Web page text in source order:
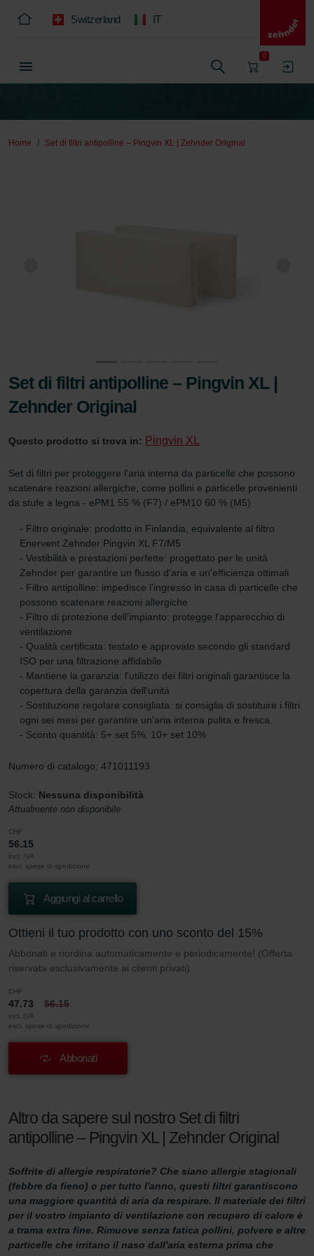
Switzerland IT
0
Home Set di filtri antipolline – Pingvin XL | Zehnder Original
Set di filtri antipolline – Pingvin XL |
Zehnder Original
Questo prodotto si trova in: Pingvin XL
Set di filtri per proteggere l'aria interna da particelle che possono
scatenare reazioni allergiche, come pollini e particelle provenienti
da stufe a legna - ePM1 55 % (F7) / ePM10 60 % (M5)
- Filtro originale: prodotto in Finlandia, equivalente al filtro
Enervent Zehnder Pingvin XL F7/M5
- Vestibilità e prestazioni perfette: progettato per le unità
Zehnder per garantire un flusso d'aria e un'efficienza ottimali
- Filtro antipolline: impedisce l'ingresso in casa di particelle che
possono scatenare reazioni allergiche
- Filtro di protezione dell’impianto: protegge l'apparecchio di
ventilazione
- Qualità certificata: testato e approvato secondo gli standard
ISO per una filtrazione affidabile
- Mantiene la garanzia: l'utilizzo dei filtri originali garantisce la
copertura della garanzia dell'unità
- Sostituzione regolare consigliata: si consiglia di sostituire i filtri
ogni sei mesi per garantire un'aria interna pulita e fresca.
- Sconto quantità: 5+ set 5%, 10+ set 10%
Numero di catalogo: 471011193
Stock: Nessuna disponibilità
Attualmente non disponibile
CHF
56.15
incl. IVA
escl. spese di spedizione
Aggiungi al carrello
Ottieni il tuo prodotto con uno sconto del 15%
Abbonati e riordina automaticamente e periodicamente! (Offerta
riservata esclusivamente ai clienti privati)
CHF
47.73 56.15
incl. IVA
escl. spese di spedizione
Abbonati
Altro da sapere sul nostro Set di filtri
antipolline – Pingvin XL | Zehnder Original
Soffrite di allergie respiratorie? Che siano allergie stagionali
(febbre da fieno) o per tutto l'anno, questi filtri garantiscono
una maggiore quantità di aria da respirare. Il materiale dei filtri
per il vostro impianto di ventilazione con recupero di calore è
a trama extra fine. Rimuove senza fatica pollini, polvere e altre
particelle che irritano il naso dall'aria esterna prima che